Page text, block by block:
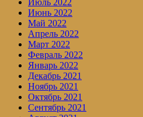
Июль 2022
Июнь 2022
Май 2022
Апрель 2022
Март 2022
Февраль 2022
Январь 2022
Декабрь 2021
Ноябрь 2021
Октябрь 2021
Сентябрь 2021